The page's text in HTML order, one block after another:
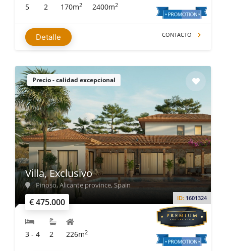
5 2 170m2 2400m2
Detalle CONTACTO
Precio - calidad excepcional
€ 475.000 ID: 1601324
Villa, Exclusivo
Pinoso, Alicante province, Spain
3 - 4 2 226m2